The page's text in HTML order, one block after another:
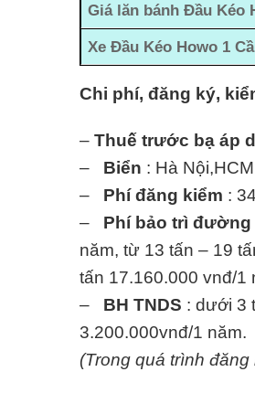
Giá lăn bánh Đầu Kéo
Xe Đầu Kéo Howo 1
Chi phí, đăng ký,
– Thuế trước bạ áp
– Biển : Hà
– Phí đăng kiểm :
– Phí bảo trì đường
năm, từ 13 tấn – 19
tấn 17.160.000 vnđ/1
– BH TNDS : dưới 3
3.200.000vnđ/1 năm.
(Trong quá trình